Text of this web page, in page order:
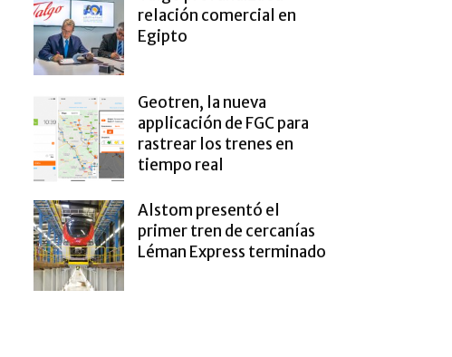
relación comercial en
Egipto
Geotren, la nueva
applicación de FGC para
rastrear los trenes en
tiempo real
Alstom presentó el
primer tren de cercanías
Léman Express terminado